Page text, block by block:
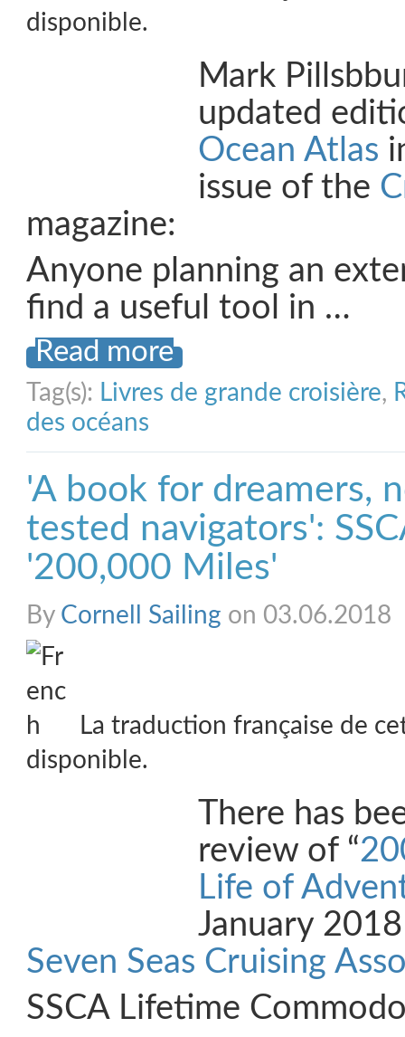
disponible.
Mark
updated
Ocean Atlas
issue of the
magazine:
Anyone planning an
find a useful tool in …
Read more
Tag(s): Livres de grande croisière,
des océans
'A book for dreamers,
tested navigators':
'200,000 Miles'
By Cornell Sailing on 03.06.2018
La traduction française de
disponible.
There has
review of “
Life of
January
Seven Seas Cruising
SSCA Lifetime